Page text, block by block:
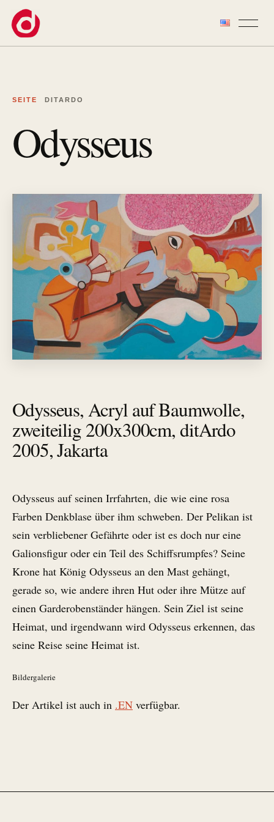
Zum Inhalt springen
SEITE DITARDO
Odysseus
Odysseus, Acryl auf Baumwolle,
zweiteilig 200x300cm, ditArdo
2005, Jakarta
Odysseus auf seinen Irrfahrten, die wie eine rosa
Farben Denkblase über ihm schweben. Der Pelikan ist
sein verbliebener Gefährte oder ist es doch nur eine
Galionsfigur oder ein Teil des Schiffsrumpfes? Seine
Krone hat König Odysseus an den Mast gehängt,
gerade so, wie andere ihren Hut oder ihre Mütze auf
einen Garderobenständer hängen. Sein Ziel ist seine
Heimat, und irgendwann wird Odysseus erkennen, das
seine Reise seine Heimat ist.
Bildergalerie
Der Artikel ist auch in .EN verfügbar.